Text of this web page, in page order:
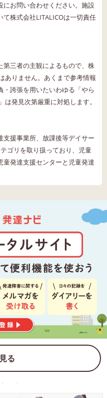
にお問い合わせください。施設
株式会社LITALICOは一切責任
三者の主観によるもので、株
ありません。あくまで参考情報
誇張を用いたいわゆる「やら
発見次第厳重に対処します。
援事業所、放課後等デイサー
ゴリを取り扱っており、児童
発達支援センターと児童発達
る